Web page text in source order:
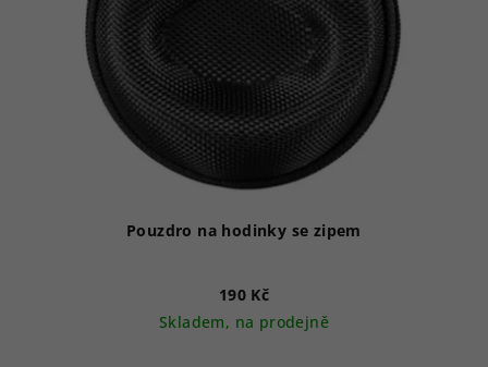
Pouzdro na hodinky se zipem
190 Kč
Skladem, na prodejně